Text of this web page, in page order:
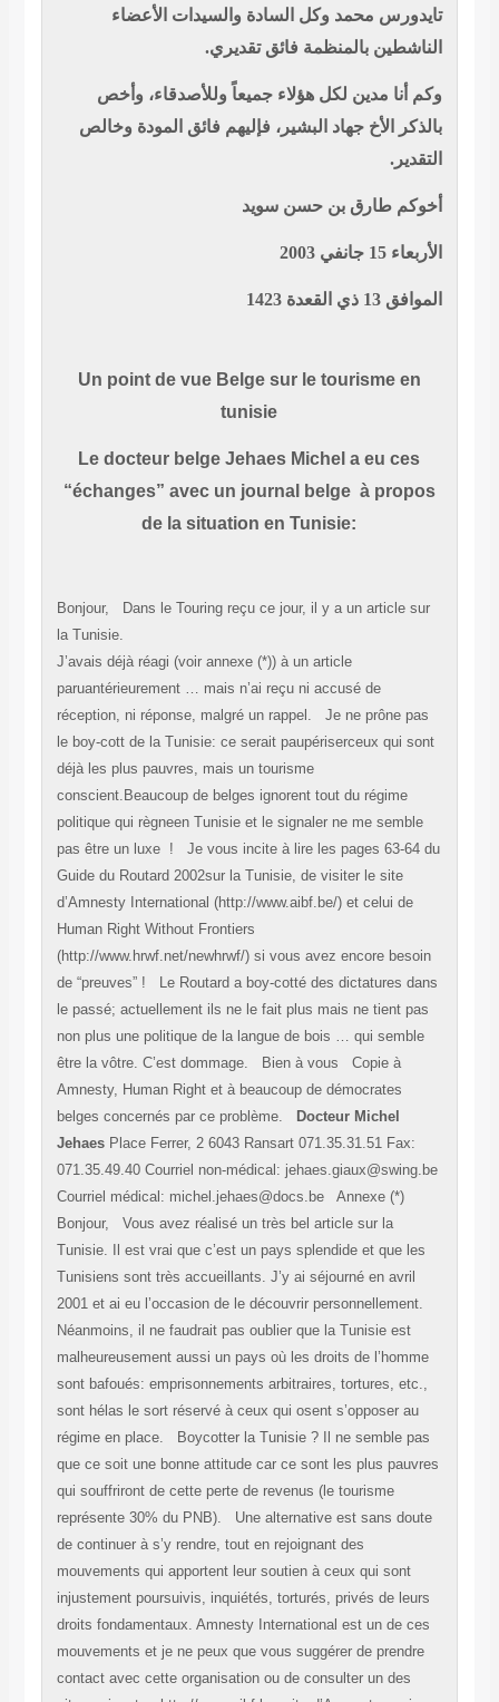
تايدورس محمد وكل السادة والسيدات الأعضاء
الناشطين بالمنظمة فائق تقديري.
وكم أنا مدين لكل هؤلاء جميعاً وللأصدقاء، وأخص
بالذكر الأخ جهاد البشير، فإليهم فائق المودة وخالص
التقدير.
أخوكم طارق بن حسن سويد
الأربعاء 15 جانفي 2003
الموافق 13 ذي القعدة 1423
Un point de vue Belge sur le tourisme en
tunisie
Le docteur belge Jehaes Michel a eu ces
“échanges” avec un journal belge à propos
de la situation en Tunisie:
Bonjour, Dans le Touring reçu ce jour, il y a un article sur
la Tunisie.
J’avais déjà réagi (voir annexe (*)) à un article
paruantérieurement … mais n’ai reçu ni accusé de
réception, ni réponse, malgré un rappel. Je ne prône pas
le boy-cott de la Tunisie: ce serait paupériserceux qui sont
déjà les plus pauvres, mais un tourisme
conscient.Beaucoup de belges ignorent tout du régime
politique qui règneen Tunisie et le signaler ne me semble
pas être un luxe ! Je vous incite à lire les pages 63-64 du
Guide du Routard 2002sur la Tunisie, de visiter le site
d’Amnesty International (http://www.aibf.be/) et celui de
Human Right Without Frontiers
(http://www.hrwf.net/newhrwf/) si vous avez encore besoin
de “preuves” ! Le Routard a boy-cotté des dictatures dans
le passé; actuellement ils ne le fait plus mais ne tient pas
non plus une politique de la langue de bois … qui semble
être la vôtre. C’est dommage. Bien à vous Copie à
Amnesty, Human Right et à beaucoup de démocrates
belges concernés par ce problème.
Docteur Michel
Jehaes Place Ferrer, 2 6043 Ransart 071.35.31.51 Fax:
071.35.49.40 Courriel non-médical: jehaes.giaux@swing.be
Courriel médical: michel.jehaes@docs.be Annexe (*)
Bonjour, Vous avez réalisé un très bel article sur la
Tunisie. Il est vrai que c’est un pays splendide et que les
Tunisiens sont très accueillants. J’y ai séjourné en avril
2001 et ai eu l’occasion de le découvrir personnellement.
Néanmoins, il ne faudrait pas oublier que la Tunisie est
malheureusement aussi un pays où les droits de l’homme
sont bafoués: emprisonnements arbitraires, tortures, etc.,
sont hélas le sort réservé à ceux qui osent s’opposer au
régime en place. Boycotter la Tunisie ? Il ne semble pas
que ce soit une bonne attitude car ce sont les plus pauvres
qui souffriront de cette perte de revenus (le tourisme
représente 30% du PNB). Une alternative est sans doute
de continuer à s’y rendre, tout en rejoignant des
mouvements qui apportent leur soutien à ceux qui sont
injustement poursuivis, inquiétés, torturés, privés de leurs
droits fondamentaux. Amnesty International est un de ces
mouvements et je ne peux que vous suggérer de prendre
contact avec cette organisation ou de consulter un des